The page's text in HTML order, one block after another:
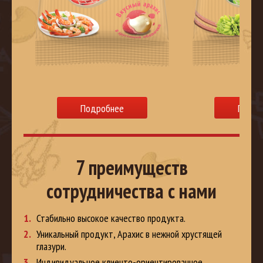
Подробнее
7 преимуществ
сотрудничества с нами
Стабильно высокое качество продукта.
Уникальный продукт, Арахис в нежной хрустящей
глазури.